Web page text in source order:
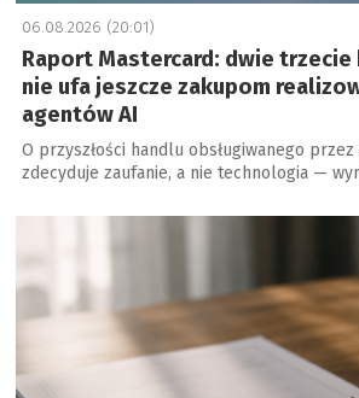
06.08.2026 (20:01)
Raport Mastercard: dwie
nie ufa jeszcze zakupom
agentów AI
O przyszłości handlu obsługiwanego przez
zdecyduje zaufanie, a nie technologia —
a